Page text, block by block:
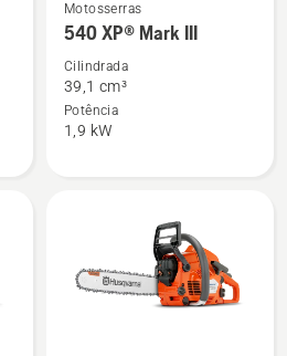
Ver
mais
detalhes
sobre
540 XP®
Mark
Motosserras
540 XP® Mark III
Cilindrada
39,1 cm³
Potência
1,9 kW